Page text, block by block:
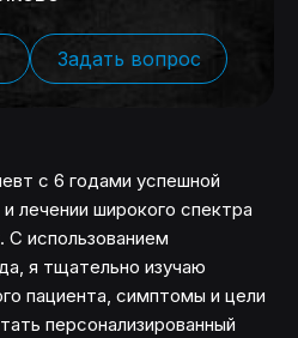
Задать вопрос
с 6 годами успешной
лечении широкого спектра
С использованием
я тщательно изучаю
пациента, симптомы и цели
персонализированный